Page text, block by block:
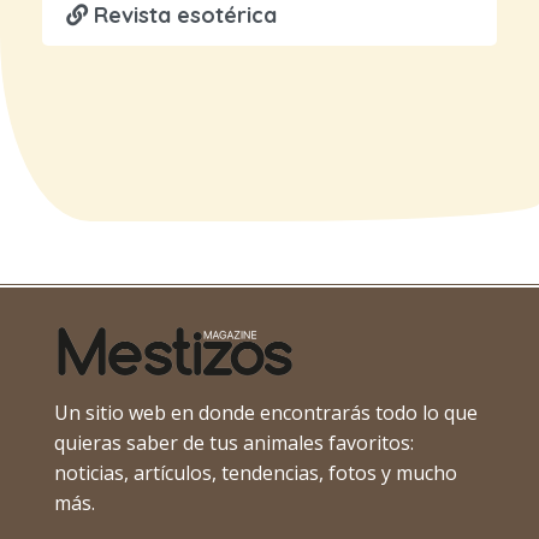
Revista esotérica
Un sitio web en donde encontrarás todo lo que
quieras saber de tus animales favoritos:
noticias, artículos, tendencias, fotos y mucho
más.